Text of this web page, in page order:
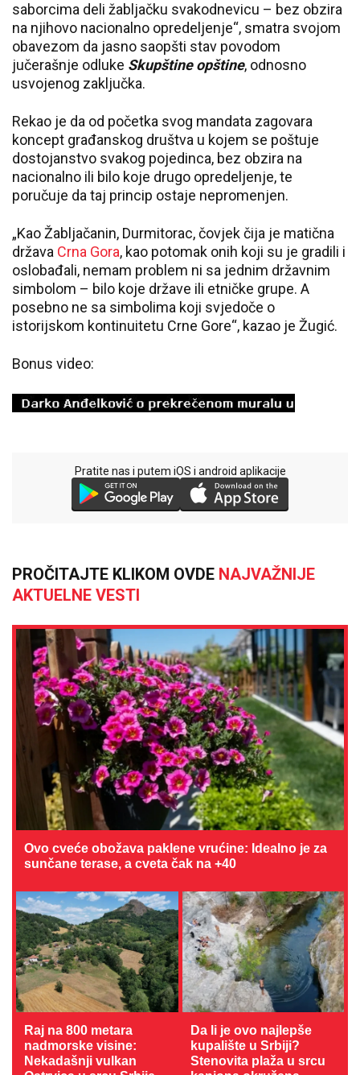
saborcima deli žabljačku svakodnevicu – bez obzira
na njihovo nacionalno opredeljenje“, smatra svojom
obavezom da jasno saopšti stav povodom
jučerašnje odluke Skupštine opštine, odnosno
usvojenog zaključka.
Rekao je da od početka svog mandata zagovara
koncept građanskog društva u kojem se poštuje
dostojanstvo svakog pojedinca, bez obzira na
nacionalno ili bilo koje drugo opredeljenje, te
poručuje da taj princip ostaje nepromenjen.
„Kao Žabljačanin, Durmitorac, čovjek čija je matična
država Crna Gora, kao potomak onih koji su je gradili i
oslobađali, nemam problem ni sa jednim državnim
simbolom – bilo koje države ili etničke grupe. A
posebno ne sa simbolima koji svjedoče o
istorijskom kontinuitetu Crne Gore“, kazao je Žugić.
Bonus video:
Pratite nas i putem iOS i android aplikacije
PROČITAJTE KLIKOM OVDE NAJVAŽNIJE
AKTUELNE VESTI
Ovo cveće obožava paklene vrućine: Idealno je za
sunčane terase, a cveta čak na +40
Raj na 800 metara
nadmorske visine:
Nekadašnji vulkan
Da li je ovo najlepše
kupalište u Srbiji?
Stenovita plaža u srcu